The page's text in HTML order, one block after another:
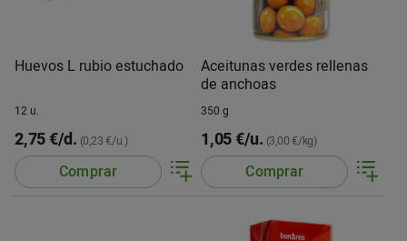
Huevos L rubio estuchado
12 u.
2,75 €/d. (0,23 €/u.)
Comprar
Aceitunas verdes rellenas
de anchoas
350 g
1,05 €/u. (3,00 €/kg)
Comprar